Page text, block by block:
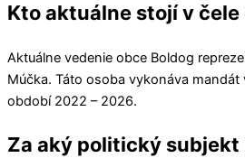
Kto aktuálne stojí v čele
Aktuálne vedenie obce Boldog
Múčka. Táto osoba vykonáva
období 2022 – 2026.
Za aký politický